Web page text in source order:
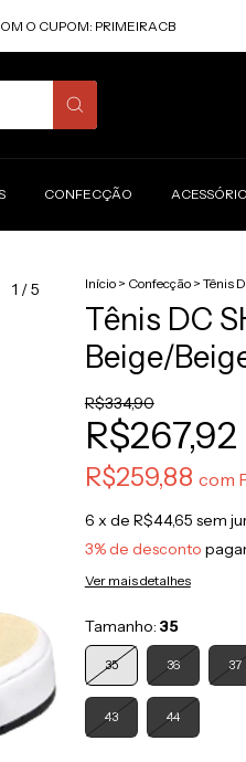
O CUPOM: PRIMEIRACB
CONFECÇÃO
1 /5 Início > Confecção > Tênis
Tênis DC
Beige/
R$334,90
R$267,92
R$259,88 com
6 x de R$44,65 sem
3% de desconto
Ver mais detalhes
Tamanho: 35
35 36 37
43 44